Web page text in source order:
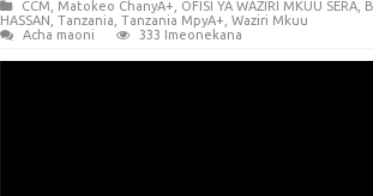
CCM
Matokeo ChanyA+ OFISI YA WAZIRI MKUU SERA,
HASSAN Tanzania Tanzania MpyA+ Waziri Mkuu
Acha maoni
333 Imeonekana